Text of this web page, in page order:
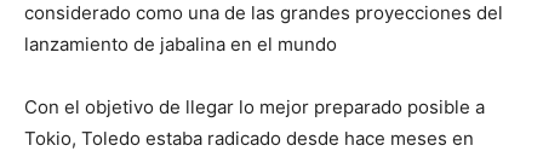
considerado como una de las grandes proyecciones del
lanzamiento de jabalina en el mundo
Con el objetivo de llegar lo mejor preparado posible a
Tokio, Toledo estaba radicado desde hace meses en